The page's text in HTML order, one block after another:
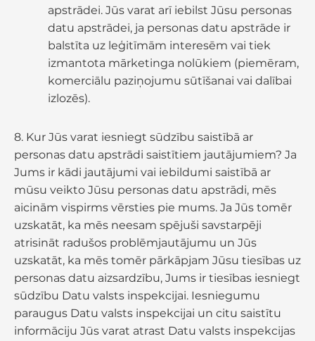
apstrādei. Jūs varat arī iebilst Jūsu personas
datu apstrādei, ja personas datu apstrāde ir
balstīta uz leģitīmām interesēm vai tiek
izmantota mārketinga nolūkiem (piemēram,
komerciālu paziņojumu sūtīšanai vai dalībai
izlozēs).
8. Kur Jūs varat iesniegt sūdzību saistībā ar
personas datu apstrādi saistītiem jautājumiem? Ja
Jums ir kādi jautājumi vai iebildumi saistībā ar
mūsu veikto Jūsu personas datu apstrādi, mēs
aicinām vispirms vērsties pie mums. Ja Jūs tomēr
uzskatāt, ka mēs neesam spējuši savstarpēji
atrisināt radušos problēmjautājumu un Jūs
uzskatāt, ka mēs tomēr pārkāpjam Jūsu tiesības uz
personas datu aizsardzību, Jums ir tiesības iesniegt
sūdzību Datu valsts inspekcijai. Iesniegumu
paraugus Datu valsts inspekcijai un citu saistītu
informāciju Jūs varat atrast Datu valsts inspekcijas